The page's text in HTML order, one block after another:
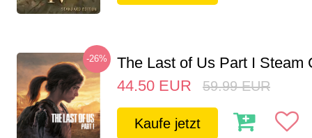
-26%
The Last of Us Part I Steam
44.50 EUR 59.99 EUR
Kaufe jetzt